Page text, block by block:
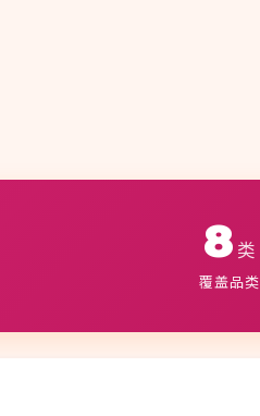
8 类
覆盖品类